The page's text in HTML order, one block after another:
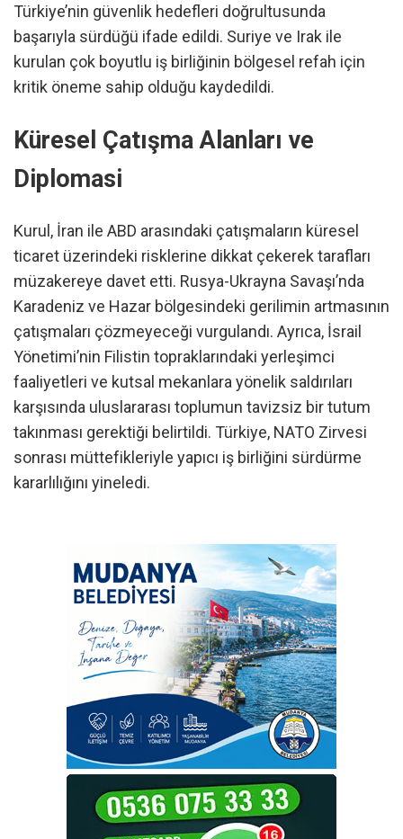
Türkiye’nin güvenlik hedefleri doğrultusunda
başarıyla sürdüğü ifade edildi. Suriye ve Irak ile
kurulan çok boyutlu iş birliğinin bölgesel refah için
kritik öneme sahip olduğu kaydedildi.
Küresel Çatışma Alanları ve
Diplomasi
Kurul, İran ile ABD arasındaki çatışmaların küresel
ticaret üzerindeki risklerine dikkat çekerek tarafları
müzakereye davet etti. Rusya-Ukrayna Savaşı’nda
Karadeniz ve Hazar bölgesindeki gerilimin artmasının
çatışmaları çözmeyeceği vurgulandı. Ayrıca, İsrail
Yönetimi’nin Filistin topraklarındaki yerleşimci
faaliyetleri ve kutsal mekanlara yönelik saldırıları
karşısında uluslararası toplumun tavizsiz bir tutum
takınması gerektiği belirtildi. Türkiye, NATO Zirvesi
sonrası müttefikleriyle yapıcı iş birliğini sürdürme
kararlılığını yineledi.